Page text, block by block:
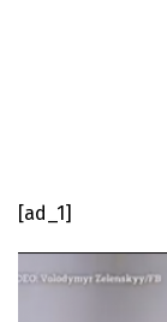
[ad_1]